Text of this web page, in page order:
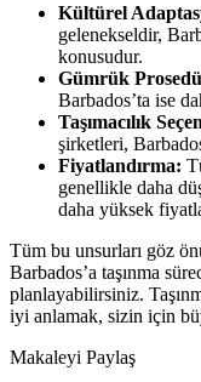
Kültürel
gelenekseldir,
konusudur.
Gümrük
Barbados’ta ise
Taşımacılık
şirketleri,
Fiyatlandırma:
genellikle daha
daha yüksek
Tüm bu unsurları göz
Barbados’a taşınma
planlayabilirsiniz.
iyi anlamak, sizin için
Makaleyi Paylaş